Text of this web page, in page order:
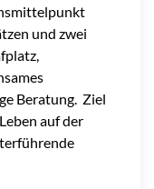
und zwei
Beratung. Ziel
auf der